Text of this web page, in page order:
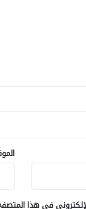
في هذا